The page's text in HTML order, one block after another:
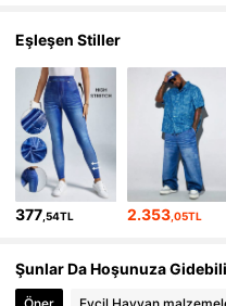
742K Takipçiler
4,92 742K Takipçiler
4,92 742K Takipçiler
4,92 742K
Eşleşen Stiller
377 ,54TL 2.353 ,05TL
Şunlar Da Hoşunuza